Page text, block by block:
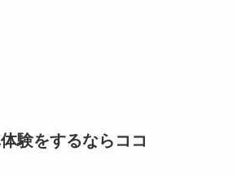
験をするならココ